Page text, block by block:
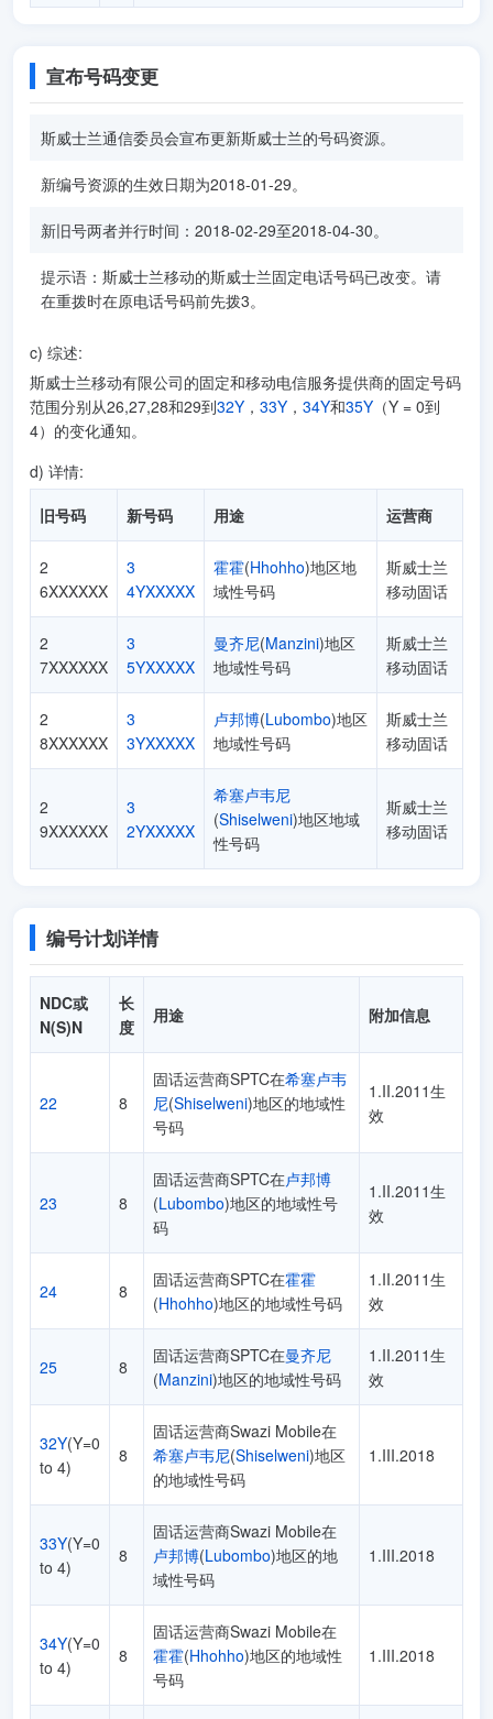
宣布号码变更
斯威士兰通信委员会宣布更新斯威士兰的号码资源。
新编号资源的生效日期为2018-01-29。
新旧号两者并行时间：2018-02-29至2018-04-30。
提示语：斯威士兰移动的斯威士兰固定电话号码已改变。请
在重拨时在原电话号码前先拨3。
c) 综述:
斯威士兰移动有限公司的固定和移动电信服务提供商的固定号码
范围分别从26,27,28和29到32Y ， 33Y ， 34Y和35Y （Y = 0到
4）的变化通知。
d) 详情:
旧号码
新号码 用途 运营商
2
6XXXXXX
3
4YXXXXX
霍霍(Hhohho)地区地
域性号码
斯威士兰
移动固话
2
7XXXXXX
3
5YXXXXX
曼齐尼(Manzini)地区
地域性号码
斯威士兰
移动固话
2
8XXXXXX
3
3YXXXXX
卢邦博(Lubombo)地区
地域性号码
斯威士兰
移动固话
2
9XXXXXX
3
2YXXXXX
希塞卢韦尼
(Shiselweni)地区地域
性号码
斯威士兰
移动固话
编号计划详情
NDC或
N(S)N
长
度
用途 附加信息
22 8
固话运营商SPTC在希塞卢韦
尼(Shiselweni)地区的地域性
号码
1.II.2011生
效
23 8
固话运营商SPTC在卢邦博
(Lubombo)地区的地域性号
码
1.II.2011生
效
24 8
固话运营商SPTC在霍霍
(Hhohho)地区的地域性号码
1.II.2011生
效
25 8
固话运营商SPTC在曼齐尼
(Manzini)地区的地域性号码
1.II.2011生
效
32Y(Y=0
to 4)
8
固话运营商Swazi Mobile在
希塞卢韦尼(Shiselweni)地区
的地域性号码
1.III.2018
33Y(Y=0
to 4)
8
固话运营商Swazi Mobile在
卢邦博(Lubombo)地区的地
域性号码
1.III.2018
34Y(Y=0
to 4)
8
固话运营商Swazi Mobile在
霍霍(Hhohho)地区的地域性
号码
1.III.2018